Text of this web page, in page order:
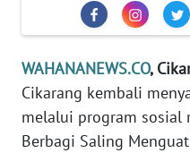
WAHANANEWS.CO,
Cikarang kembali
melalui program sosial
Berbagi Saling
SUMUT
WN
JAKARTA